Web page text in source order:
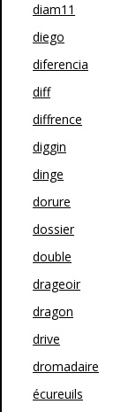
diam11
diego
diferencia
diff
diffrence
diggin
dinge
dorure
dossier
double
drageoir
dragon
drive
dromadaire
écureuils